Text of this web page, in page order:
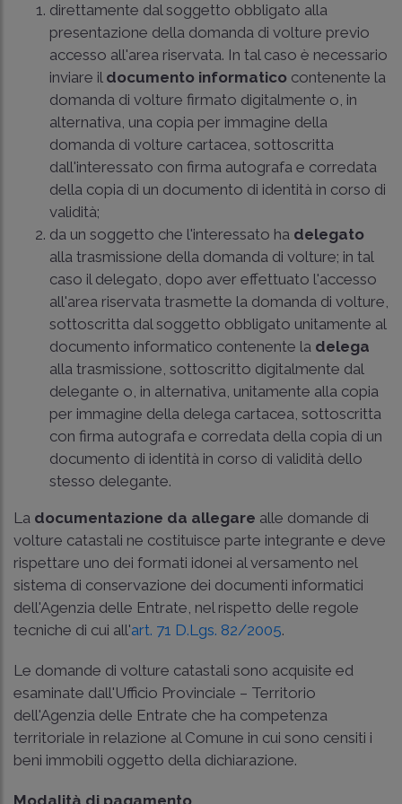
direttamente dal soggetto obbligato alla
presentazione della domanda di volture previo
accesso all'area riservata. In tal caso è necessario
inviare il documento informatico contenente la
domanda di volture firmato digitalmente o, in
alternativa, una copia per immagine della
domanda di volture cartacea, sottoscritta
dall'interessato con firma autografa e corredata
della copia di un documento di identità in corso di
validità;
da un soggetto che l'interessato ha delegato
alla trasmissione della domanda di volture; in tal
caso il delegato, dopo aver effettuato l'accesso
all'area riservata trasmette la domanda di volture,
sottoscritta dal soggetto obbligato unitamente al
documento informatico contenente la delega
alla trasmissione, sottoscritto digitalmente dal
delegante o, in alternativa, unitamente alla copia
per immagine della delega cartacea, sottoscritta
con firma autografa e corredata della copia di un
documento di identità in corso di validità dello
stesso delegante.
La documentazione da allegare alle domande di
volture catastali ne costituisce parte integrante e deve
rispettare uno dei formati idonei al versamento nel
sistema di conservazione dei documenti informatici
dell'Agenzia delle Entrate, nel rispetto delle regole
tecniche di cui all'art. 71 D.Lgs. 82/2005.
Le domande di volture catastali sono acquisite ed
esaminate dall'Ufficio Provinciale – Territorio
dell'Agenzia delle Entrate che ha competenza
territoriale in relazione al Comune in cui sono censiti i
beni immobili oggetto della dichiarazione.